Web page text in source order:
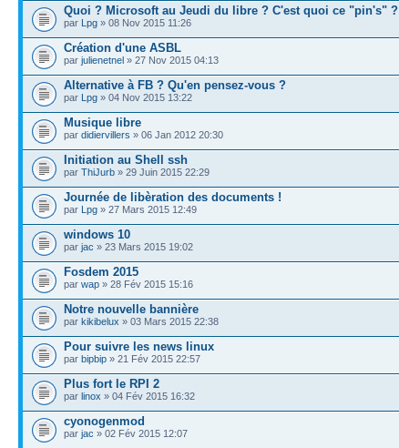
Quoi ? Microsoft au Jeudi du libre ? C'est quoi ce "pin's" ?
par Lpg » 08 Nov 2015 11:26
Création d'une ASBL
par julienetnel » 27 Nov 2015 04:13
Alternative à FB ? Qu'en pensez-vous ?
par Lpg » 04 Nov 2015 13:22
Musique libre
par didiervillers » 06 Jan 2012 20:30
Initiation au Shell ssh
par ThiJurb » 29 Juin 2015 22:29
Journée de libèration des documents !
par Lpg » 27 Mars 2015 12:49
windows 10
par jac » 23 Mars 2015 19:02
Fosdem 2015
par wap » 28 Fév 2015 15:16
Notre nouvelle bannière
par kikibelux » 03 Mars 2015 22:38
Pour suivre les news linux
par bipbip » 21 Fév 2015 22:57
Plus fort le RPI 2
par linox » 04 Fév 2015 16:32
cyonogenmod
par jac » 02 Fév 2015 12:07